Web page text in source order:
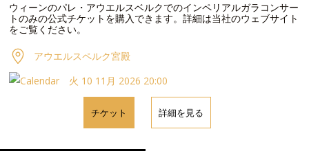
ウィーンのパレ・アウエルスベルクでのインペリアルガラコンサー
トのみの公式チケットを購入できます。詳細は当社のウェブサイト
をご覧ください。
アウエルスペルク宮殿
火 10 11月 2026 20:00
チケット 詳細を見る